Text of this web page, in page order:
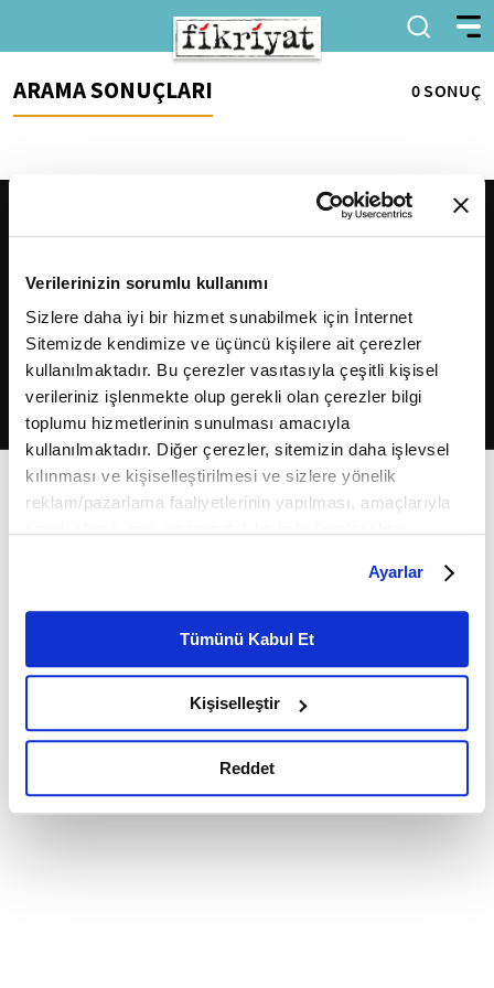
Verilerinizin sorumlu kullanımı
Sizlere daha iyi bir hizmet sunabilmek için İnternet
Sitemizde kendimize ve üçüncü kişilere ait çerezler
kullanılmaktadır. Bu çerezler vasıtasıyla çeşitli kişisel
verileriniz işlenmekte olup gerekli olan çerezler bilgi
toplumu hizmetlerinin sunulması amacıyla
kullanılmaktadır. Diğer çerezler, sitemizin daha işlevsel
kılınması ve kişiselleştirilmesi ve sizlere yönelik
reklam/pazarlama faaliyetlerinin yapılması, amaçlarıyla
belirleyebilirsiniz. Çerezlere ilişkin detaylı bilgi için
Ayarlar butonuna tıklayabilir,Çerez Bilgilendirme
Metnimizi ziyaret edebilirsiniz.
6698 sayılı Kişisel Verilerin Korunması Kanunu uyarınca
okumak ve sitemizi ziyaretiniz kapsamında
gerçekleştirilen veri işleme faaliyetleri ile ilgili daha
detaylı bilgi almak için lütfentıklayınız.
Ayarlar
Tümünü Kabul Et
Kişiselleştir
Reddet
ARAMA SONUÇLARI 0 SONUÇ
2026Fikriyat. Tüm hakları saklıdır.